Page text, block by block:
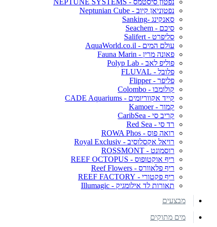
נפטוניאן קיוב - Neptunian Cube
סאנקינג -Sanking
סיכם - Seachem
סליפרט - Salifert
עולם המים - AquaWorld.co.il
פאונה מרין - Fauna Marin
פוליפ לאב - Polyp Lab
פלובל - FLUVAL
פליפר - Flipper
קולומבו - Colombo
קייד אקווריומים - CADE Aquariums
קמור - Kamoer
קריב סי - CaribSea
רד סי - Red Sea
רואה פוס - ROWA Phos
רויאל אקסלוסיב - Royal Exclusiv
רוסמונט - ROSSMONT
ריף אוקטופוס - REEF OCTOPUS
ריף פלאוורס - Reef Flowers
ריף פקטורי - REEF FACTORY
תאורות לד אילומגיק - Illumagic
מבצעים
מים מתוקים